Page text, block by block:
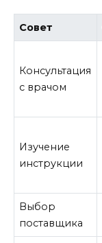
Совет
Консультация
с врачом
Изучение
инструкции
Выбор
поставщика